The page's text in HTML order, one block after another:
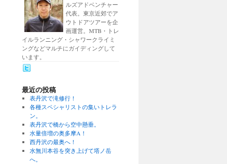
ルズアドベンチャー
代表。東京近郊でア
ウトドアツアーを企
画運営。MTB・トレ
イルランニング・シャワークライミ
ングなどマルチにガイディングして
います。
最近の投稿
表丹沢で滝修行！
各種スペシャリストの集いトレラ
ン。
表丹沢で橋から空中懸垂。
水量倍増の奥多摩A！
西丹沢の最奥へ！
水無川本谷を突き上げて塔ノ岳
へ。